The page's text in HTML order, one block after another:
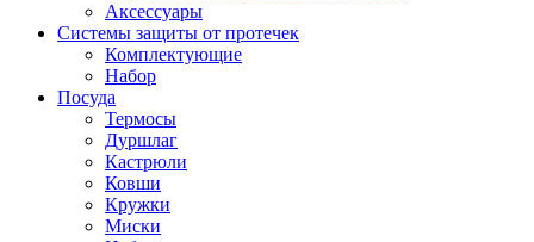
Аксессуары
Системы защиты от протечек
Комплектующие
Набор
Посуда
Термосы
Дуршлаг
Кастрюли
Ковши
Кружки
Миски